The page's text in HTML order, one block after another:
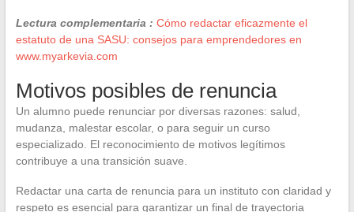
Lectura complementaria : Cómo redactar eficazmente el
estatuto de una SASU: consejos para emprendedores en
www.myarkevia.com
Motivos posibles de renuncia
Un alumno puede renunciar por diversas razones: salud,
mudanza, malestar escolar, o para seguir un curso
especializado. El reconocimiento de motivos legítimos
contribuye a una transición suave.
Redactar una carta de renuncia para un instituto con claridad y
respeto es esencial para garantizar un final de trayectoria